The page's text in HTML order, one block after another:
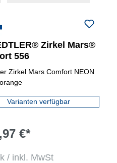
Zirkel Mars®
556
Zirkel Mars Comfort NEON
Varianten verfügbar
€*
/ inkl. MwSt